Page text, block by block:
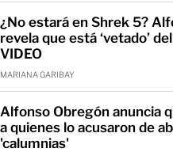
¿No estará en Shrek 5?
revela que está ‘vetado’ del
VIDEO
MARIANA GARIBAY
Alfonso Obregón anuncia
a quienes lo acusaron de
'calumnias'